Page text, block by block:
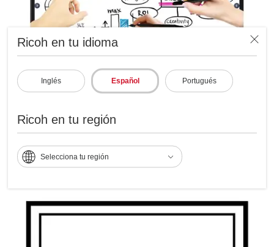
Ricoh en tu idioma
Inglés Español Portugués
Ricoh en tu región
Selecciona tu región
Fácil de usar